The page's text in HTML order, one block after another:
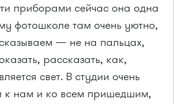
приборами сейчас она одна
фотошколе там очень уютно,
— не на пальцах,
рассказать, как,
свет. В студии очень
к нам и ко всем пришедшим,